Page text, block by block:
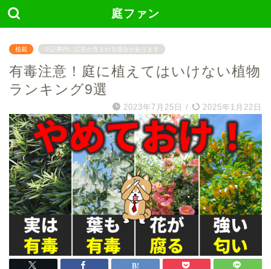
庭ファン
植裁 ※記事内に広告が含まれる場合があります
有毒注意！庭に植えてはいけない植物
ランキング9選
2023年7月25日 / 2025年1月22日